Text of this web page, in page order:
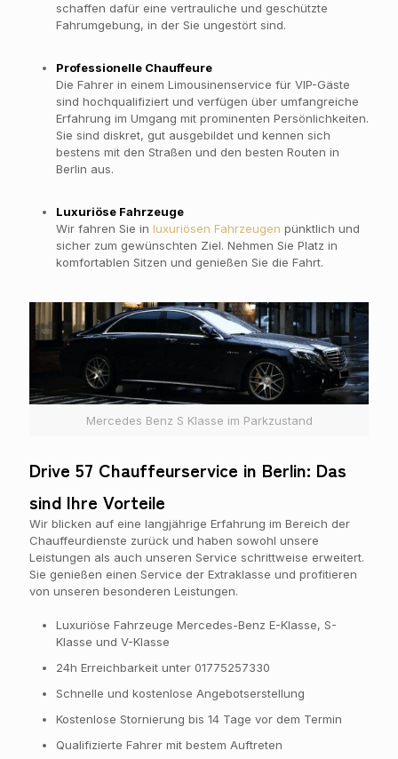
schaffen dafür eine vertrauliche und geschützte
Fahrumgebung, in der Sie ungestört sind.
Professionelle Chauffeure
Die Fahrer in einem Limousinenservice für VIP-Gäste
sind hochqualifiziert und verfügen über umfangreiche
Erfahrung im Umgang mit prominenten Persönlichkeiten.
Sie sind diskret, gut ausgebildet und kennen sich
bestens mit den Straßen und den besten Routen in
Berlin aus.
Luxuriöse Fahrzeuge
Wir fahren Sie in luxuriösen Fahrzeugen pünktlich und
sicher zum gewünschten Ziel. Nehmen Sie Platz in
komfortablen Sitzen und genießen Sie die Fahrt.
Mercedes Benz S Klasse im Parkzustand
Drive 57 Chauffeurservice in Berlin: Das
sind Ihre Vorteile
Wir blicken auf eine langjährige Erfahrung im Bereich der
Chauffeurdienste zurück und haben sowohl unsere
Leistungen als auch unseren Service schrittweise erweitert.
Sie genießen einen Service der Extraklasse und profitieren
von unseren besonderen Leistungen.
Luxuriöse Fahrzeuge Mercedes-Benz E-Klasse, S-
Klasse und V-Klasse
24h Erreichbarkeit unter 01775257330
Schnelle und kostenlose Angebotserstellung
Kostenlose Stornierung bis 14 Tage vor dem Termin
Qualifizierte Fahrer mit bestem Auftreten